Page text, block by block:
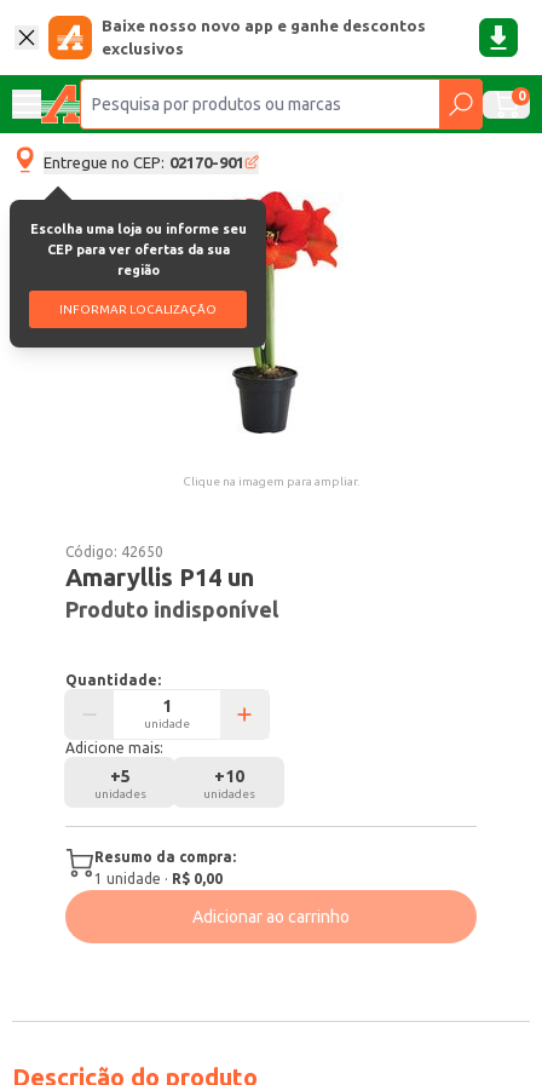
Baixe nosso novo app e ganhe descontos
exclusivos
0
Entregue no CEP: 02170-901
Escolha uma loja ou informe seu
CEP para ver ofertas da sua
região
INFORMAR LOCALIZAÇÃO
Clique na imagem para ampliar.
Código: 42650
Amaryllis P14 un
Produto indisponível
Quantidade:
unidade
Adicione mais:
+5
unidades
+10
unidades
Resumo da compra:
1 unidade · R$ 0,00
Adicionar ao carrinho
Descrição do produto